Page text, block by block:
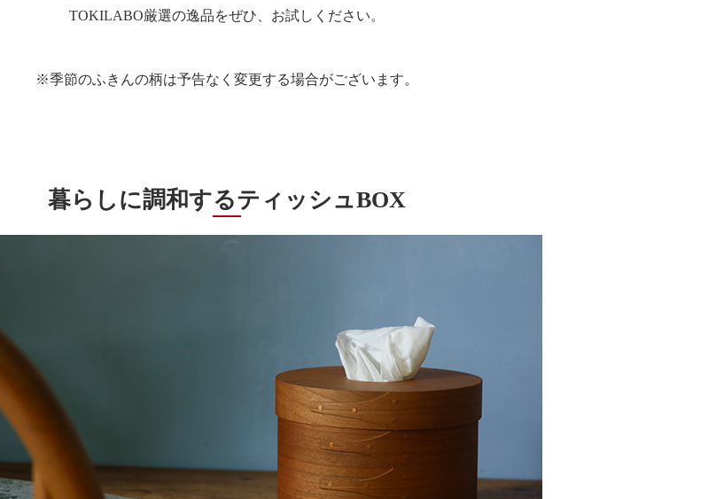
TOKILABO厳選の逸品をぜひ、お試しください。
※季節のふきんの柄は予告なく変更する場合がございます。
暮らしに調和するティッシュBOX